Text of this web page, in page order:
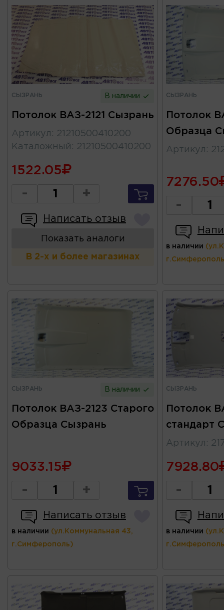
СЫЗРАНЬ В наличии
Потолок ВАЗ-2121 Сызрань
Артикул : 21210500410200
Каталожный : 21210500410200
1522.05
- +
Написать отзыв
Показать аналоги
В 2-х и более магазинах
СЫЗРАНЬ
Потолок
Образца
Артикул :
7276.50
-
в наличии
СЫЗРАНЬ В наличии
Потолок ВАЗ-2123 Старого
Образца Сызрань
9033.15
- +
Написать отзыв
в наличии (ул.Коммунальная 43,
г.Симферополь)
СЫЗРАНЬ
Потолок
стандарт
Артикул :
7928.80
-
в наличии